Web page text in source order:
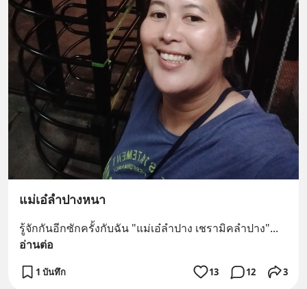
แม่เอ๋ลำปางหนา
รู้จักกันอีกซักครั้งกับฉัน "แม่เอ๋ลำปาง เชรามิคลำปาง"
อ่านต่อ
1 บันทึก 13 12 3